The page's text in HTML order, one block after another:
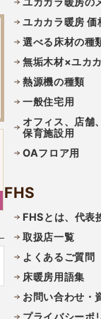
ユカカラ暖房 価
選べる床材の種
無垢木材×ユカ
熱源機の種類
一般住宅用
オフィス、店舗
保育施設用
OAフロア用
FHS
FHSとは、代表
取扱店一覧
よくあるご質問
床暖房用語集
お問い合わせ・
プライバシーポ